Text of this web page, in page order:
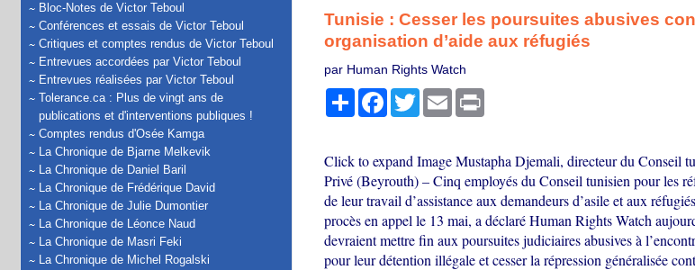
Bloc-Notes de Victor Teboul
Conférences et essais de Victor Teboul
Critiques et comptes rendus de Victor Teboul
Entrevues accordées par Victor Teboul
Entrevues réalisées par Victor Teboul
Tolerance.ca : Plus de vingt ans de
publications et d'interventions publiques !
Comptes rendus d'Osée Kamga
La Chronique de Bjarne Melkevik
La Chronique de Daniel Baril
La Chronique de Frédérique David
La Chronique de Julie Dumontier
La Chronique de Léonce Naud
La Chronique de Masri Feki
La Chronique de Michel Rogalski
Tunisie : Cesser les poursuites abusives
organisation d’aide aux réfugiés
par Human Rights Watch
PartagerFacebook
TwitterEmail Print
Click to expand Image Mustapha Djemali, directeur du Conseil
Privé (Beyrouth) – Cinq employés du Conseil tunisien pour les
de leur travail d’assistance aux demandeurs d’asile et aux
procès en appel le 13 mai, a déclaré Human Rights Watch
devraient mettre fin aux poursuites judiciaires abusives à
pour leur détention illégale et cesser la répression généralisée